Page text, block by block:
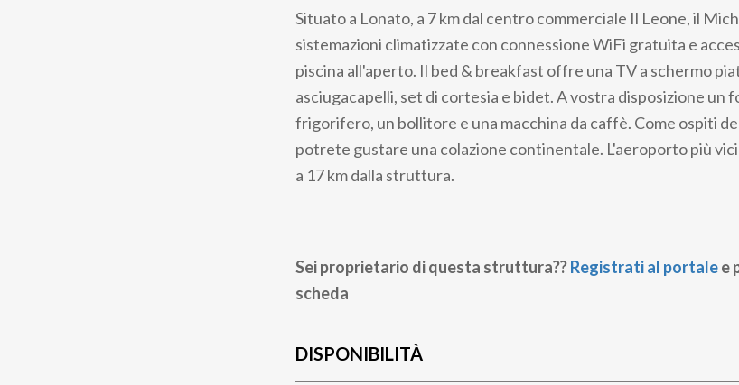
Situato a Lonato, a 7 km dal centro commerciale Il Leone, il
sistemazioni climatizzate con connessione WiFi gratuita e
piscina all'aperto. Il bed & breakfast offre una TV a schermo
asciugacapelli, set di cortesia e bidet. A vostra disposizione un
frigorifero, un bollitore e una macchina da caffè. Come ospiti
potrete gustare una colazione continentale. L'aeroporto più
a 17 km dalla struttura.
Sei proprietario di questa struttura??Registrati al portalee
scheda
DISPONIBILITÀ